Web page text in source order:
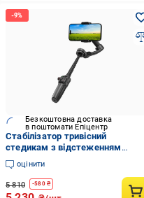
Безкоштовна доставка
в поштомати Епіцентр
Стабілізатор тривісний
стедикам з відстеженням
обличчя WIWU AI Smart Checking
Gimbal PRO Wi-SE016 Black
(6977703654363)
оцінити
5 810 -580₴